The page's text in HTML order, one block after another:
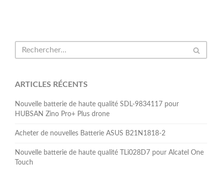
ARTICLES RÉCENTS
Nouvelle batterie de haute qualité SDL-9834117 pour
HUBSAN Zino Pro+ Plus drone
Acheter de nouvelles Batterie ASUS B21N1818-2
Nouvelle batterie de haute qualité TLi028D7 pour Alcatel One
Touch